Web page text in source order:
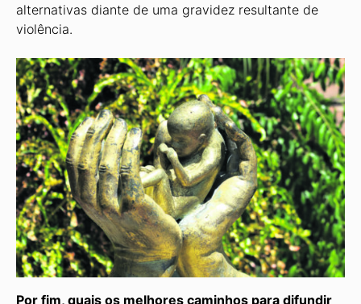
alternativas diante de uma gravidez resultante de
violência.
Por fim, quais os melhores caminhos para difundir